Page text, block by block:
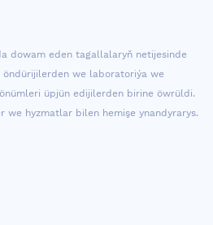
dowam eden tagallalaryň netijesinde
öndürijilerden we laboratoriýa we
üpjün edijilerden birine öwrüldi.
we hyzmatlar bilen hemişe ynandyrarys.